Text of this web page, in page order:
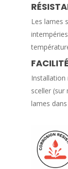
Les lames
Installation
sceller (sur
lames